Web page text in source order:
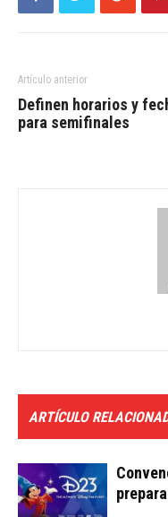
Artículo anterior
Definen horarios y
para semifinales
ARTÍCULO